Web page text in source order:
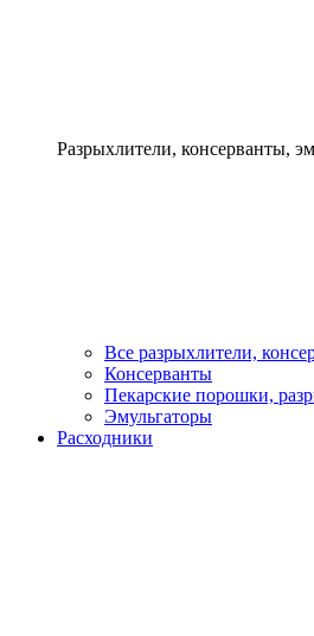
Разрыхлители, консерванты,
Все разрыхлители,
Консерванты
Пекарские порошки,
Эмульгаторы
Расходники